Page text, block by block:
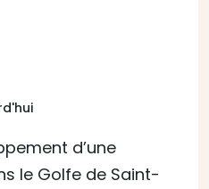
d’une
le Golfe de Saint-